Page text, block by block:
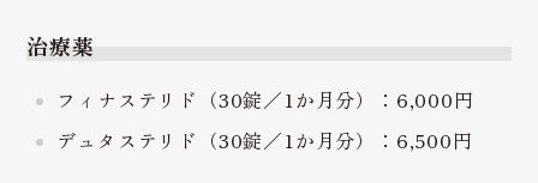
治療薬
フィナステリド（30錠／1か月分）：6,000円
デュタステリド（30錠／1か月分）：6,500円